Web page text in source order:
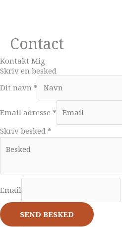
Contact
Kontakt Mig
Skriv en besked
Dit navn *
Email adresse *
Skriv besked *
Email
SEND BESKED